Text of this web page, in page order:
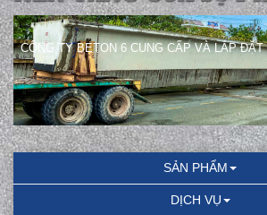
CÔNG TY BETON 6 CUNG CẤP VÀ LẮP ĐẶT
SẢN PHẨM
DỊCH VỤ